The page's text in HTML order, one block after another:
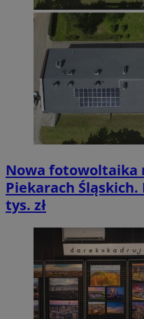
Nowa fotowoltaika
Piekarach
tys. zł